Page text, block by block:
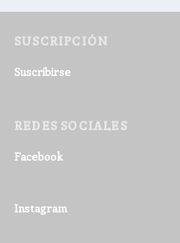
SUSCRIPCIÓN
Suscribirse
REDES SOCIALES
Facebook
Instagram